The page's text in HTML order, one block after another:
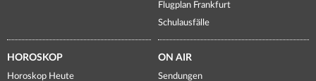
Flugplan Frankfurt
Schulausfälle
HOROSKOP
Horoskop Heute
ON AIR
Sendungen